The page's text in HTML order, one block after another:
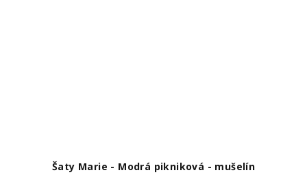
Šaty Marie - Modrá pikniková - mušelín